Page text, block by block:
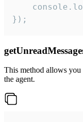
});
This method allows you
the agent.